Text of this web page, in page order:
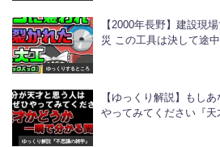
ゆっくりするところ
【2000年長野】建設現
災 この工具は決して途
ゆっくり解説『不思議の雑学』
【ゆっくり解説】もし
やってみてください『天